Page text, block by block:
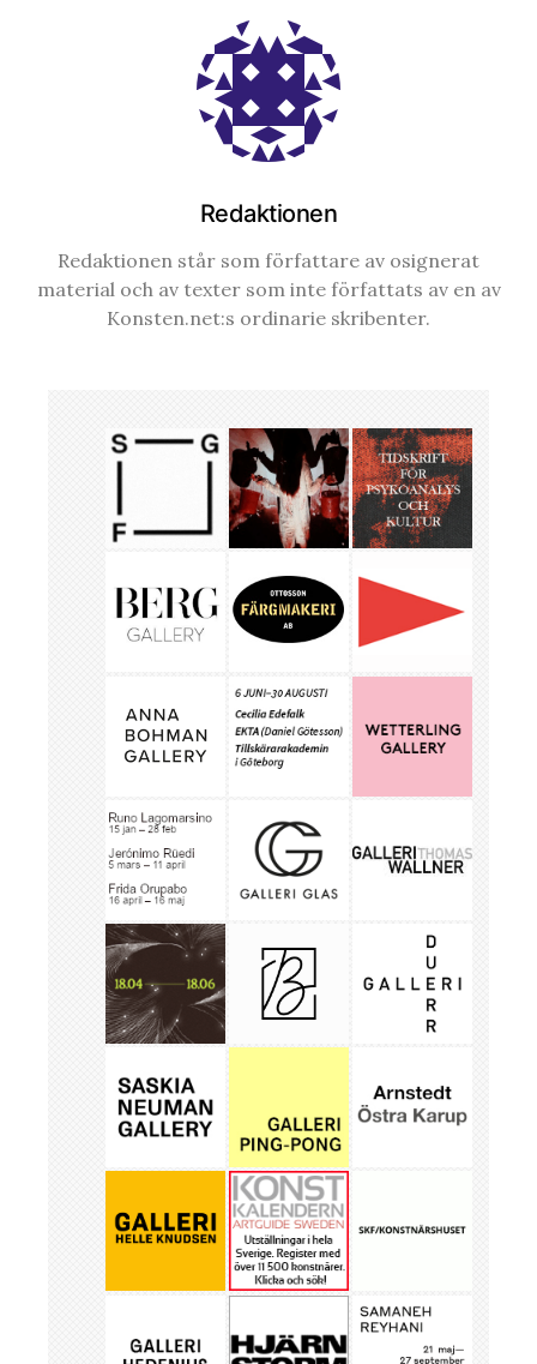
Redaktionen
Redaktionen står som författare av osignerat
material och av texter som inte författats av en av
Konsten.net:s ordinarie skribenter.